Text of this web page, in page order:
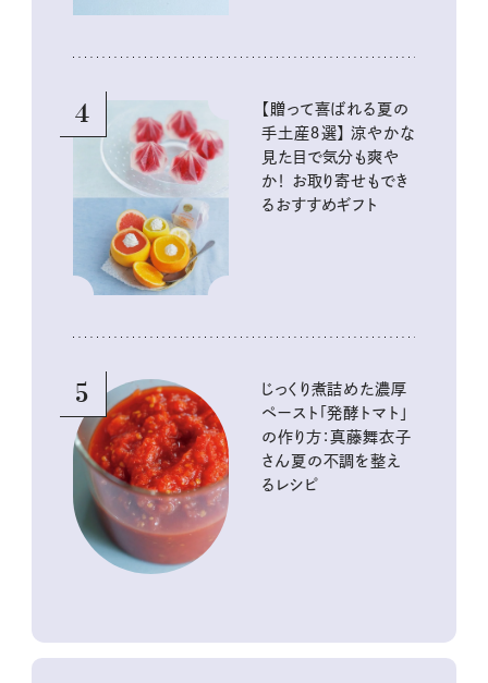
4
【贈って喜ばれる夏の
手土産８選】 涼やかな
見た目で気分も爽や
か！ お取り寄せもでき
るおすすめギフト
5
じっくり煮詰めた濃厚
ペースト「発酵トマト」
の作り方：真藤舞衣子
さん夏の不調を整え
るレシピ